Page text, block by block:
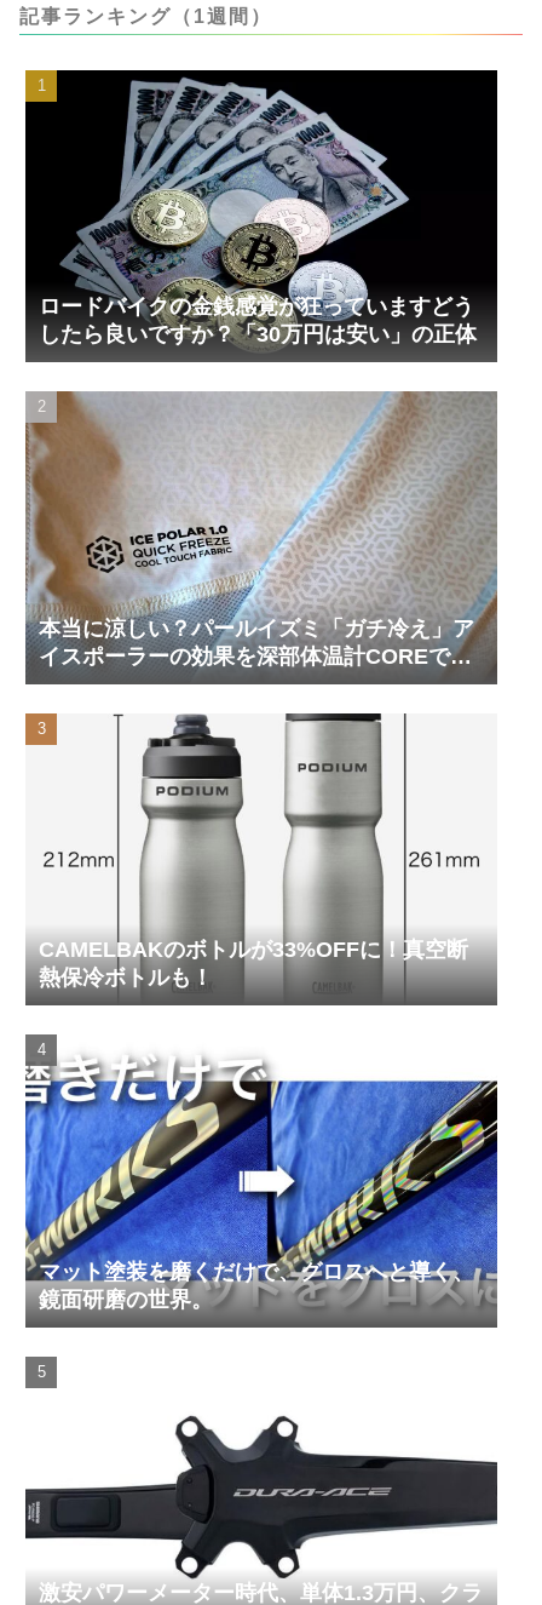
記事ランキング（1週間）
ロードバイクの金銭感覚が狂っていますどう
したら良いですか？「30万円は安い」の正体
本当に涼しい？パールイズミ「ガチ冷え」ア
イスポーラーの効果を深部体温計COREで測
ってみた
CAMELBAKのボトルが33%OFFに！真空断
熱保冷ボトルも！
マット塗装を磨くだけで、グロスへと導く、
鏡面研磨の世界。
激安パワーメーター時代、単体1.3万円、クラ